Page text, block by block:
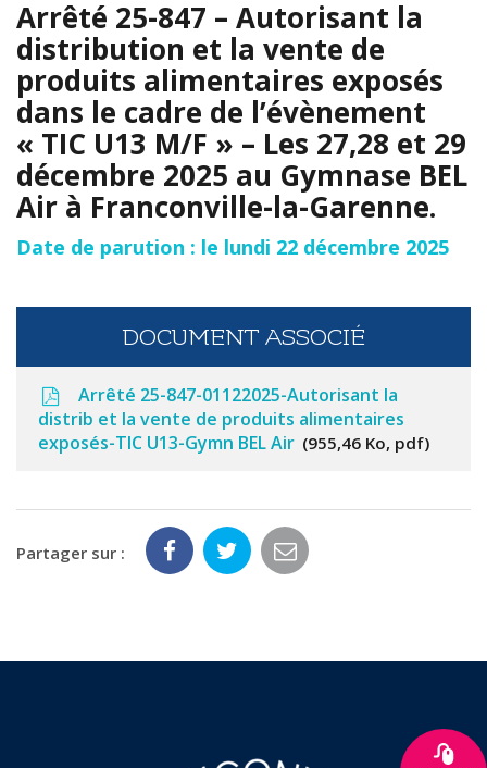
Arrêté 25-847 – Autorisant la
distribution et la vente de
produits alimentaires exposés
dans le cadre de l’évènement
« TIC U13 M/F » – Les 27,28 et 29
décembre 2025 au Gymnase BEL
Air à Franconville-la-Garenne.
Date de parution : le lundi 22 décembre 2025
DOCUMENT ASSOCIÉ
Arrêté 25-847-01122025-Autorisant la
distrib et la vente de produits alimentaires
exposés-TIC U13-Gymn BEL Air
955,46 Ko, pdf
Partager sur :